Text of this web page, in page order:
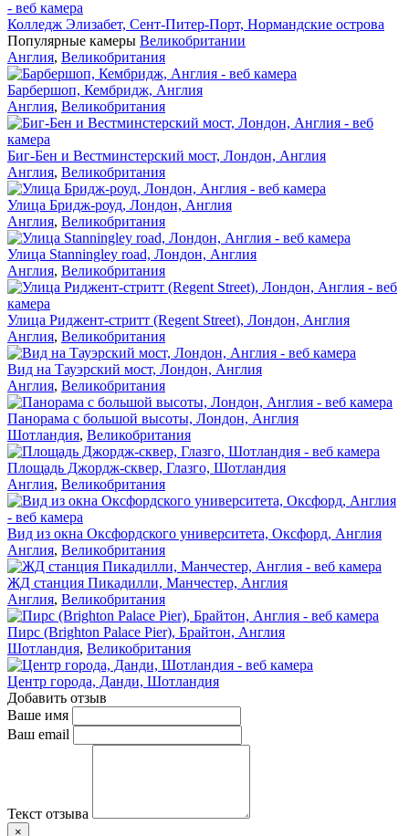
Колледж Элизабет, Сент-Питер-Порт, Нормандские острова
Популярные камеры Великобритании
Англия, Великобритания
Барбершоп, Кембридж, Англия
Англия, Великобритания
Биг-Бен и Вестминстерский мост, Лондон, Англия
Англия, Великобритания
Улица Бридж-роуд, Лондон, Англия
Англия, Великобритания
Улица Stanningley road, Лондон, Англия
Англия, Великобритания
Улица Риджент-стритт (Regent Street), Лондон, Англия
Англия, Великобритания
Вид на Тауэрский мост, Лондон, Англия
Англия, Великобритания
Панорама с большой высоты, Лондон, Англия
Шотландия, Великобритания
Площадь Джордж-сквер, Глазго, Шотландия
Англия, Великобритания
Вид из окна Оксфордского университета, Оксфорд, Англия
Англия, Великобритания
ЖД станция Пикадилли, Манчестер, Англия
Англия, Великобритания
Пирс (Brighton Palace Pier), Брайтон, Англия
Шотландия, Великобритания
Центр города, Данди, Шотландия
Добавить отзыв
Ваше имя
Ваш email
Текст отзыва
×